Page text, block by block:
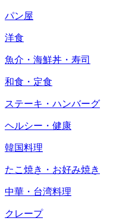
パン屋
洋食
魚介・海鮮丼・寿司
和食・定食
ステーキ・ハンバーグ
ヘルシー・健康
韓国料理
たこ焼き・お好み焼き
中華・台湾料理
クレープ